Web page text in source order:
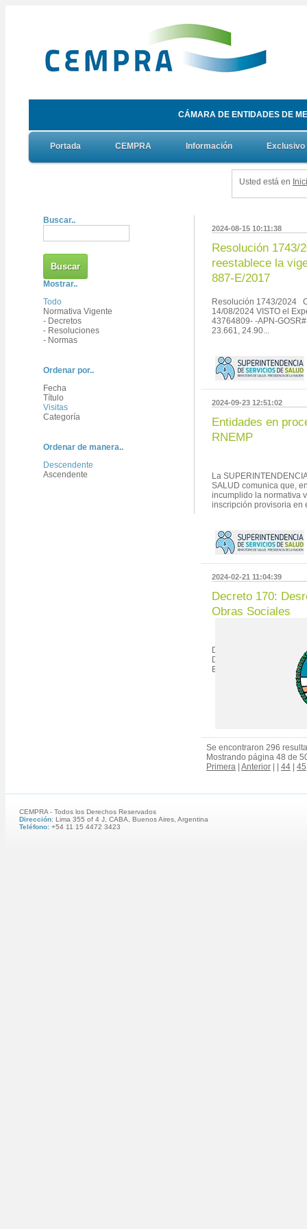
CÁMARA DE ENTIDADES DE
Portada CEMPRA Información
Usted está en
Buscar..
Mostrar..
Todo
Normativa Vigente
- Decretos
- Resoluciones
- Normas
Ordenar por..
Fecha
Título
Visitas
Categoría
Ordenar de manera..
Descendente
Ascendente
2024-08-15 10:11:38
Resolución 1743/
reestablece la
887-E/2017
Resolución 1743/2024
14/08/2024 VISTO el
43764809- -APN-
23.661, 24.90...
2024-09-23 12:51:02
Entidades en
RNEMP
La
SALUD comunica que,
incumplido la normativa
inscripción provisoria en
2024-02-21 11:04:39
Decreto 170:
Obras Sociales
Decreto 170/2024
Decreto N° 504/1998.
Buenos Aires, 20/02/
Se encontraron 296
Mostrando página 48 de
Primera Anterior 44 45
CEMPRA - Todos los Derechos Reservados
Dirección: Lima 355 of 4 J, CABA, Buenos Aires, Argentina
Teléfono: +54 11 15 4472 3423